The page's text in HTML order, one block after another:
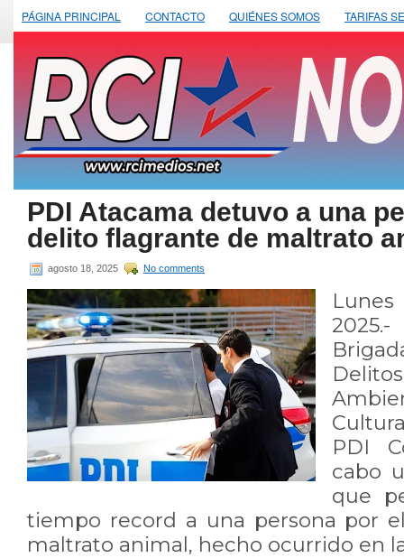
PÁGINA PRINCIPAL CONTACTO QUIÉNES SOMOS TARIFAS
PDI Atacama detuvo a una
delito flagrante de maltrato
agosto 18, 2025 No comments
PDI
cabo
que
tiempo record a una persona por
maltrato animal, hecho ocurrido en